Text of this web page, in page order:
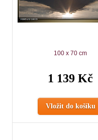
100 x 70 cm
1 139 Kč
Vložit do košíku